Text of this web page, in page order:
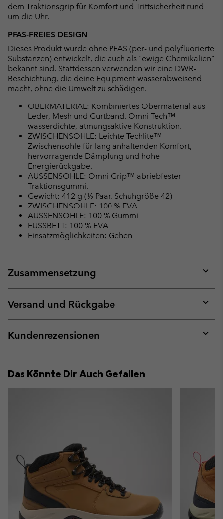
dem Traktionsgrip für Komfort und Trittsicherheit rund
um die Uhr.
PFAS-FREIES DESIGN
Dieses Produkt wurde ohne PFAS (per- und polyfluorierte
Substanzen) entwickelt, die auch als "ewige Chemikalien"
bekannt sind. Stattdessen verwenden wir eine DWR-
Beschichtung, die deine Equipment wasserabweisend
macht, ohne die Umwelt zu schädigen.
OBERMATERIAL: Kombiniertes Obermaterial aus
Leder, Mesh und Gurtband. Omni-Tech™
wasserdichte, atmungsaktive Konstruktion.
ZWISCHENSOHLE: Leichte Techlite™
Zwischensohle für lang anhaltenden Komfort,
hervorragende Dämpfung und hohe
Energierückgabe.
AUSSENSOHLE: Omni-Grip™ abriebfester
Traktionsgummi.
Gewicht: 412 g (½ Paar, Schuhgröße 42)
ZWISCHENSOHLE: 100 % EVA
AUSSENSOHLE: 100 % Gummi
FUSSBETT: 100 % EVA
Einsatzmöglichkeiten: Gehen
Zusammensetzung
or
Versand und Rückgabe
or
Kundenrezensionen
or
Das Könnte Dir Auch Gefallen